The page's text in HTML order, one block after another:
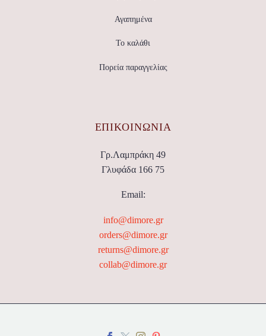
Αγαπημένα
Το καλάθι
Πορεία παραγγελίας
ΕΠΙΚΟΙΝΩΝΊΑ
Γρ.Λαμπράκη 49
Γλυφάδα 166 75
Email:
info@dimore.gr
orders@dimore.gr
returns@dimore.gr
collab@dimore.gr